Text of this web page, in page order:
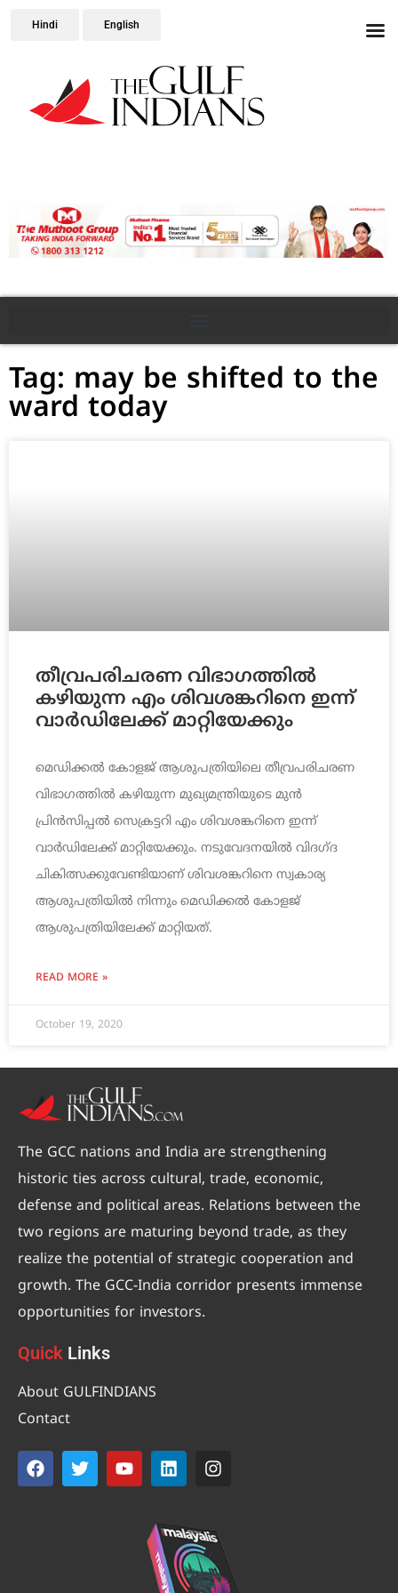
Hindi English
Tag: may be shifted to the
ward today
തീവ്രപരിചരണ വിഭാഗത്തിൽ
കഴിയുന്ന എം ശിവശങ്കറിനെ ഇന്ന്
വാർഡിലേക്ക് മാറ്റിയേക്കും
മെഡിക്കൽ കോളജ് ആശുപത്രിയിലെ തീവ്രപരിചരണ
വിഭാഗത്തിൽ കഴിയുന്ന മുഖ്യമന്ത്രിയുടെ മുൻ
പ്രിൻസിപ്പൽ സെക്രട്ടറി എം ശിവശങ്കറിനെ ഇന്ന്
വാർഡിലേക്ക് മാറ്റിയേക്കും. നടുവേദനയിൽ വിദഗ്ദ
ചികിത്സക്കുവേണ്ടിയാണ് ശിവശങ്കറിനെ സ്വകാര്യ
ആശുപത്രിയിൽ നിന്നും മെഡിക്കൽ കോളജ്
ആശുപത്രിയിലേക്ക് മാറ്റിയത്.
READ MORE »
October 19, 2020
The GCC nations and India are strengthening
historic ties across cultural, trade, economic,
defense and political areas. Relations between the
two regions are maturing beyond trade, as they
realize the potential of strategic cooperation and
growth. The GCC-India corridor presents immense
opportunities for investors.
Quick Links
About GULFINDIANS
Contact